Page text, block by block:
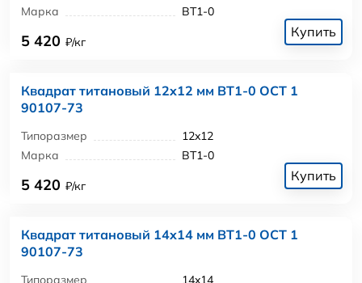
Марка
ВТ1-0
5 420 ₽/кг
Купить
Квадрат титановый 12x12 мм ВТ1-0 ОСТ 1
90107-73
Типоразмер
12x12
Марка
ВТ1-0
5 420 ₽/кг
Купить
Квадрат титановый 14x14 мм ВТ1-0 ОСТ 1
90107-73
Типоразмер
14x14